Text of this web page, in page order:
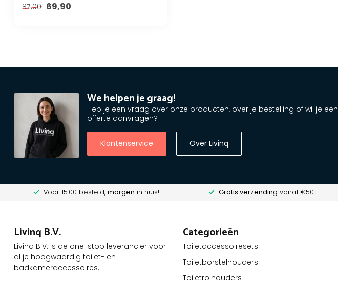
87,00 69,90
We helpen je graag!
Heb je een vraag over onze producten, over je bestelling of wil je een
offerte aanvragen?
Klantenservice Over Livinq
Voor 15:00 besteld, morgen in huis! Gratis verzending vanaf €50
Livinq B.V.
Livinq B.V. is de one-stop leverancier voor
al je hoogwaardig toilet- en
badkameraccessoires.
Categorieën
Toiletaccessoiresets
Toiletborstelhouders
Toiletrolhouders